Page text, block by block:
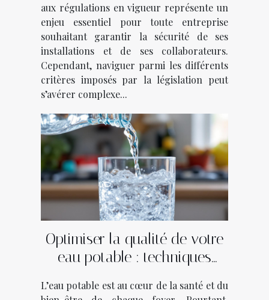
aux régulations en vigueur représente un
enjeu essentiel pour toute entreprise
souhaitant garantir la sécurité de ses
installations et de ses collaborateurs.
Cependant, naviguer parmi les différents
critères imposés par la législation peut
s’avérer complexe...
Optimiser la qualité de votre
eau potable : techniques
L’eau potable est au cœur de la santé et du